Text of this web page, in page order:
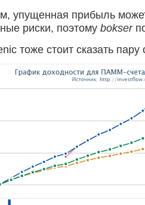
упущенная прибыль
риски, поэтому bokser
тоже стоит сказать пару